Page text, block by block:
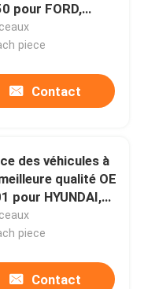
pour FORD,
piece
Contact
des véhicules à
qualité OE
pour HYUNDAI,
piece
Contact